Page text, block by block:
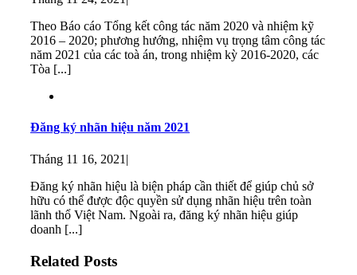
Theo Báo cáo Tổng kết công tác năm 2020 và nhiệm kỹ
2016 – 2020; phương hướng, nhiệm vụ trọng tâm công tác
năm 2021 của các toà án, trong nhiệm kỳ 2016-2020, các
Tòa [...]
Đăng ký nhãn hiệu năm 2021
Tháng 11 16, 2021 |
Đăng ký nhãn hiệu là biện pháp cần thiết để giúp chủ sở
hữu có thể được độc quyền sử dụng nhãn hiệu trên toàn
lãnh thổ Việt Nam. Ngoài ra, đăng ký nhãn hiệu giúp
doanh [...]
Related Posts